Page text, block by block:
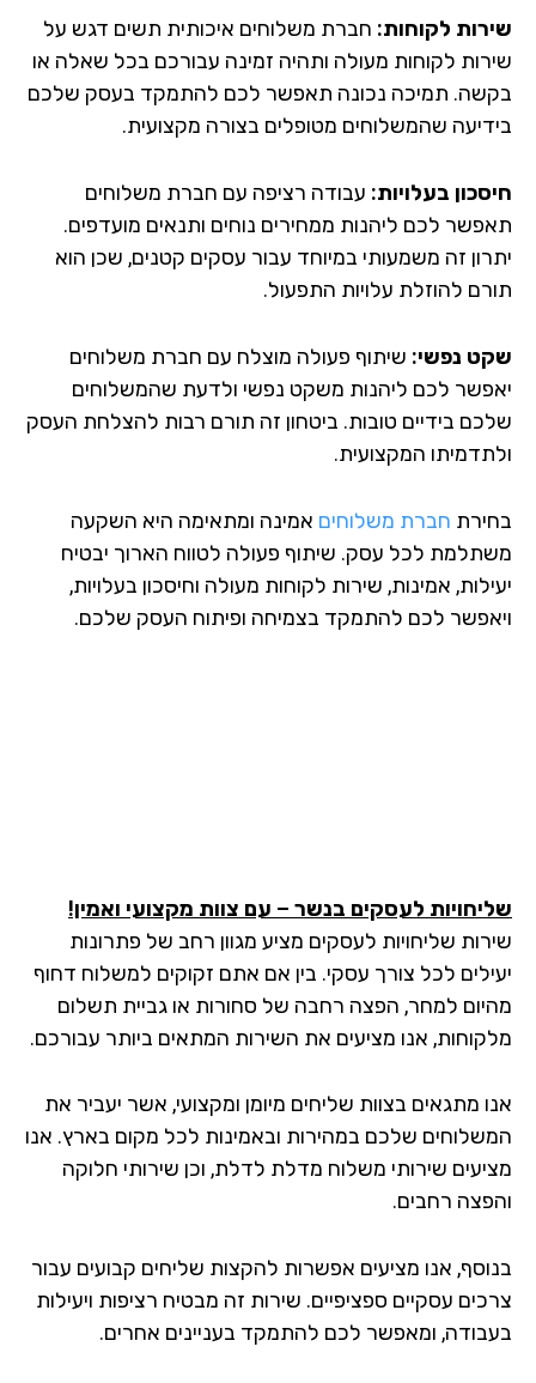
לקוחות:חברת משלוחים איכותית תשים דגש על
לקוחות מעולה ותהיה זמינה עבורכם בכל שאלה או
תמיכה נכונה תאפשר לכם להתמקד בעסק שלכם
שהמשלוחים מטופלים בצורה מקצועית.
בעלויות:עבודה רציפה עם חברת משלוחים
לכם ליהנות ממחירים נוחים ותנאים מועדפים.
זה משמעותי במיוחד עבור עסקים קטנים, שכן הוא
להוזלת עלויות התפעול.
נפשי:שיתוף פעולה מוצלח עם חברת משלוחים
לכם ליהנות משקט נפשי ולדעת שהמשלוחים
בידיים טובות. ביטחון זה תורם רבות להצלחת העסק
המקצועית.
חברת משלוחיםאמינה ומתאימה היא השקעה
לכל עסק. שיתוף פעולה לטווח הארוך יבטיח
אמינות, שירות לקוחות מעולה וחיסכון בעלויות,
לכם להתמקד בצמיחה ופיתוח העסק שלכם.
לעסקים בנשר – עם צוות מקצועי ואמין!
שליחויות לעסקים מציע מגוון רחב של פתרונות
לכל צורך עסקי. בין אם אתם זקוקים למשלוח דחוף
למחר, הפצה רחבה של סחורות או גביית תשלום
אנו מציעים את השירות המתאים ביותר עבורכם.
מתגאים בצוות שליחים מיומן ומקצועי, אשר יעביר את
שלכם במהירות ובאמינות לכל מקום בארץ. אנו
שירותי משלוח מדלת לדלת, וכן שירותי חלוקה
רחבים.
אנו מציעים אפשרות להקצות שליחים קבועים עבור
עסקיים ספציפיים. שירות זה מבטיח רציפות ויעילות
ומאפשר לכם להתמקד בעניינים אחרים.